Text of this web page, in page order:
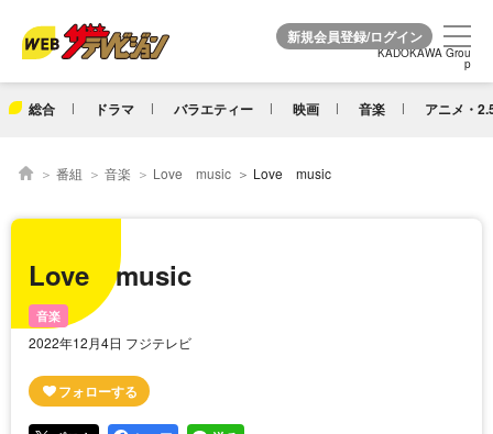
KADOKAWA Grou
p
総合 ドラマ バラエティー 映画 音楽 アニメ・
KADOKAWA Grou
p
番組 音楽 Love music Love music
Love music
音楽
2022年12月4日 フジテレビ